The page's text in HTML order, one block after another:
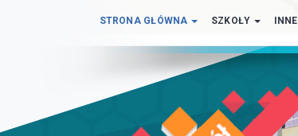
STRONA GŁÓWNA SZKOŁY INNE